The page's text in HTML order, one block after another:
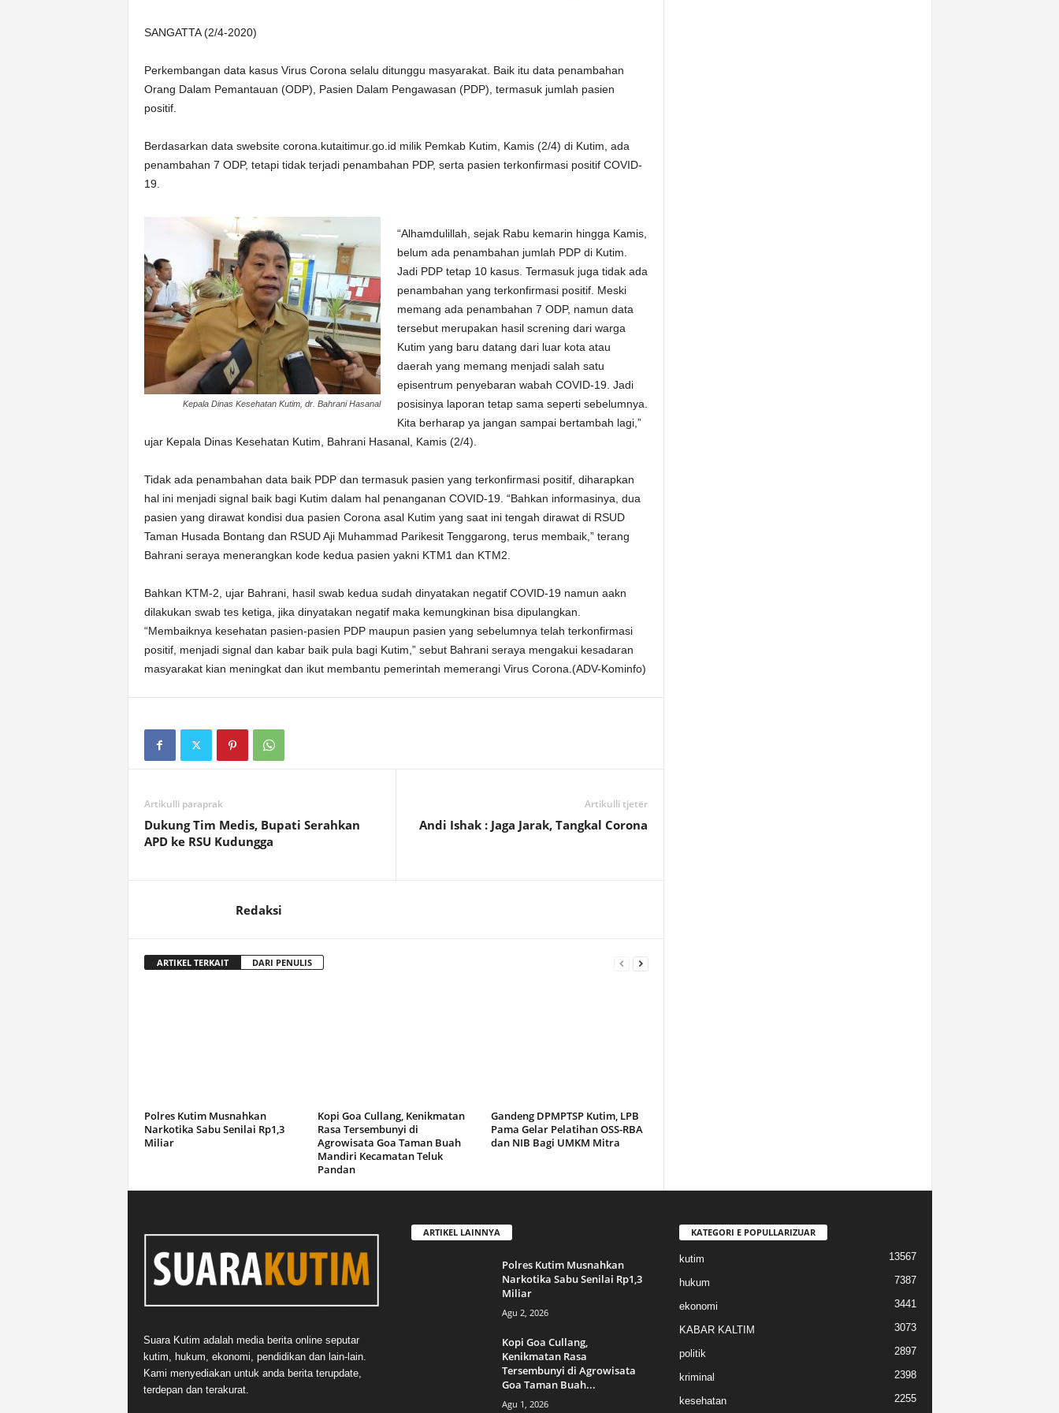
SANGATTA (2/4-2020)
Perkembangan data kasus Virus Corona selalu ditunggu masyarakat. Baik itu data penambahan
Orang Dalam Pemantauan (ODP), Pasien Dalam Pengawasan (PDP), termasuk jumlah pasien
positif.
Berdasarkan data swebsite corona.kutaitimur.go.id milik Pemkab Kutim, Kamis (2/4) di Kutim, ada
penambahan 7 ODP, tetapi tidak terjadi penambahan PDP, serta pasien terkonfirmasi positif COVID-
19.
Kepala Dinas Kesehatan Kutim, dr. Bahrani Hasanal
“Alhamdulillah, sejak Rabu kemarin hingga Kamis,
belum ada penambahan jumlah PDP di Kutim.
Jadi PDP tetap 10 kasus. Termasuk juga tidak ada
penambahan yang terkonfirmasi positif. Meski
memang ada penambahan 7 ODP, namun data
tersebut merupakan hasil screning dari warga
Kutim yang baru datang dari luar kota atau
daerah yang memang menjadi salah satu
episentrum penyebaran wabah COVID-19. Jadi
posisinya laporan tetap sama seperti sebelumnya.
Kita berharap ya jangan sampai bertambah lagi,”
ujar Kepala Dinas Kesehatan Kutim, Bahrani Hasanal, Kamis (2/4).
Tidak ada penambahan data baik PDP dan termasuk pasien yang terkonfirmasi positif, diharapkan
hal ini menjadi signal baik bagi Kutim dalam hal penanganan COVID-19. “Bahkan informasinya, dua
pasien yang dirawat kondisi dua pasien Corona asal Kutim yang saat ini tengah dirawat di RSUD
Taman Husada Bontang dan RSUD Aji Muhammad Parikesit Tenggarong, terus membaik,” terang
Bahrani seraya menerangkan kode kedua pasien yakni KTM1 dan KTM2.
Bahkan KTM-2, ujar Bahrani, hasil swab kedua sudah dinyatakan negatif COVID-19 namun aakn
dilakukan swab tes ketiga, jika dinyatakan negatif maka kemungkinan bisa dipulangkan.
“Membaiknya kesehatan pasien-pasien PDP maupun pasien yang sebelumnya telah terkonfirmasi
positif, menjadi signal dan kabar baik pula bagi Kutim,” sebut Bahrani seraya mengakui kesadaran
masyarakat kian meningkat dan ikut membantu pemerintah memerangi Virus Corona.(ADV-Kominfo)
Artikulli paraprak
Dukung Tim Medis, Bupati Serahkan
APD ke RSU Kudungga
Artikulli tjetër
Andi Ishak : Jaga Jarak, Tangkal Corona
Redaksi
ARTIKEL TERKAIT DARI PENULIS
Polres Kutim Musnahkan
Narkotika Sabu Senilai Rp1,3
Miliar
Kopi Goa Cullang, Kenikmatan
Rasa Tersembunyi di
Agrowisata Goa Taman Buah
Mandiri Kecamatan Teluk
Pandan
Gandeng DPMPTSP Kutim, LPB
Pama Gelar Pelatihan OSS-RBA
dan NIB Bagi UMKM Mitra
Suara Kutim adalah media berita online seputar
kutim, hukum, ekonomi, pendidikan dan lain-lain.
Kami menyediakan untuk anda berita terupdate,
terdepan dan terakurat.
ARTIKEL LAINNYA
Polres Kutim Musnahkan
Narkotika Sabu Senilai Rp1,3
Miliar
Agu 2, 2026
Kopi Goa Cullang,
Kenikmatan Rasa
Tersembunyi di Agrowisata
Goa Taman Buah...
Agu 1, 2026
KATEGORI E POPULLARIZUAR
kutim 13567
hukum 7387
ekonomi 3441
KABAR KALTIM 3073
politik 2897
kriminal 2398
kesehatan 2255